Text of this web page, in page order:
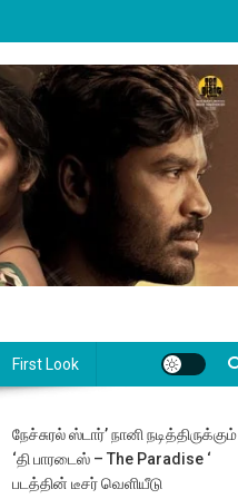
First Look
நேச்சுரல் ஸ்டார்’ நானி நடித்திருக்கும்
‘தி பாரடைஸ் – The Paradise ‘
படத்தின் டீசர் வெளியீடு